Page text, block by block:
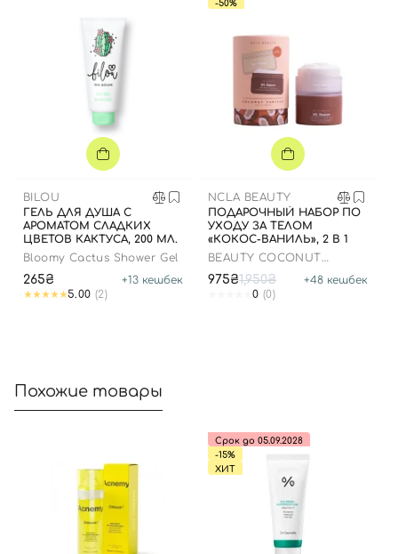
BILOU
ГЕЛЬ ДЛЯ ДУША С
АРОМАТОМ СЛАДКИХ
ЦВЕТОВ КАКТУСА, 200 МЛ.
Bloomy Cactus Shower Gel
265₴ +13 кешбек
5.00 (2)
-50%
NCLA BEAUTY
ПОДАРОЧНЫЙ НАБОР ПО
УХОДУ ЗА ТЕЛОМ
«КОКОС-ВАНИЛЬ», 2 В 1
BEAUTY COCONUT
DISCOVERY SET
975₴1,950₴ +48 кешбек
0 (0)
Похожие товары
Срок до 05.09.2028
-15%
ХИТ
Вход Регистрация
Номер телефона
Отправляя форму для авторизации/регистрации, вы
принимаете условия Пользовательские соглашения
Далее